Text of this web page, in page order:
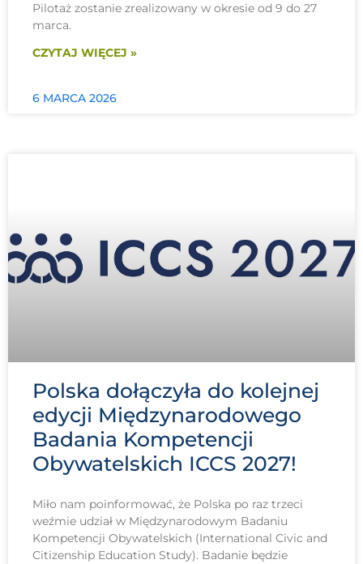
Pilotaż zostanie zrealizowany w okresie od 9 do 27
marca.
CZYTAJ WIĘCEJ »
6 MARCA 2026
Polska dołączyła do kolejnej
edycji Międzynarodowego
Badania Kompetencji
Obywatelskich ICCS 2027!
Miło nam poinformować, że Polska po raz trzeci
weźmie udział w Międzynarodowym Badaniu
Kompetencji Obywatelskich (International Civic and
Citizenship Education Study). Badanie będzie